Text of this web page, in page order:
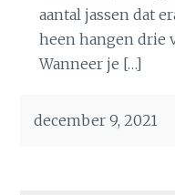
aantal jassen dat
heen hangen drie
Wanneer je […]
december 9, 2021